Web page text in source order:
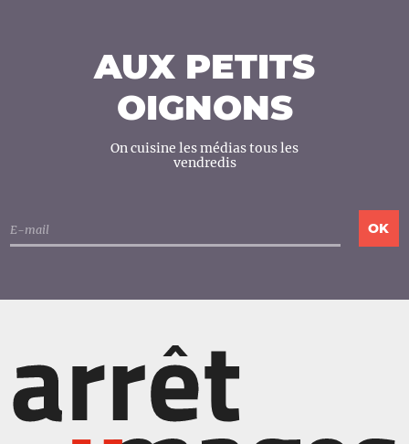
AUX PETITS
OIGNONS
On cuisine les médias tous les
vendredis